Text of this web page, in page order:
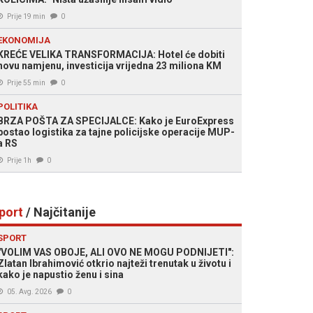
Prije 19 min 0
VELIKA TRANSFORMACIJA: Hotel će dobiti
namjenu, investicija vrijedna 23 miliona KM
Prije 55 min 0
POŠTA ZA SPECIJALCE: Kako je EuroExpress
logistika za tajne policijske operacije MUP-
RS
Prije 1h 0
/ Najčitanije
VAS OBOJE, ALI OVO NE MOGU PODNIJETI":
Ibrahimović otkrio najteži trenutak u životu i
je napustio ženu i sina
05. Avg. 2026 0